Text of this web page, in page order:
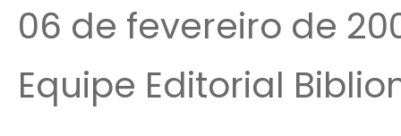
06 de fevereiro de
Equipe Editorial